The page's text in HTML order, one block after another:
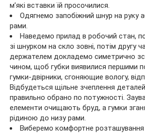
м’які вставки їй просочилися.
Одягнемо запобіжний шнур на руку
рами.
Наведемо прилад в робочий стан,
зі шнурком на скло зовні, потім другу
держателем докладемо симетрично
чином, щоб губки виявилися першими
гумки-двірники, сгоняющие вологу,
Відбудеться щільне зчеплення
правильно обрано по потужності.
елементи очищають бруд, а гумки
рідиною до низу рами.
Виберемо комфортне розташування